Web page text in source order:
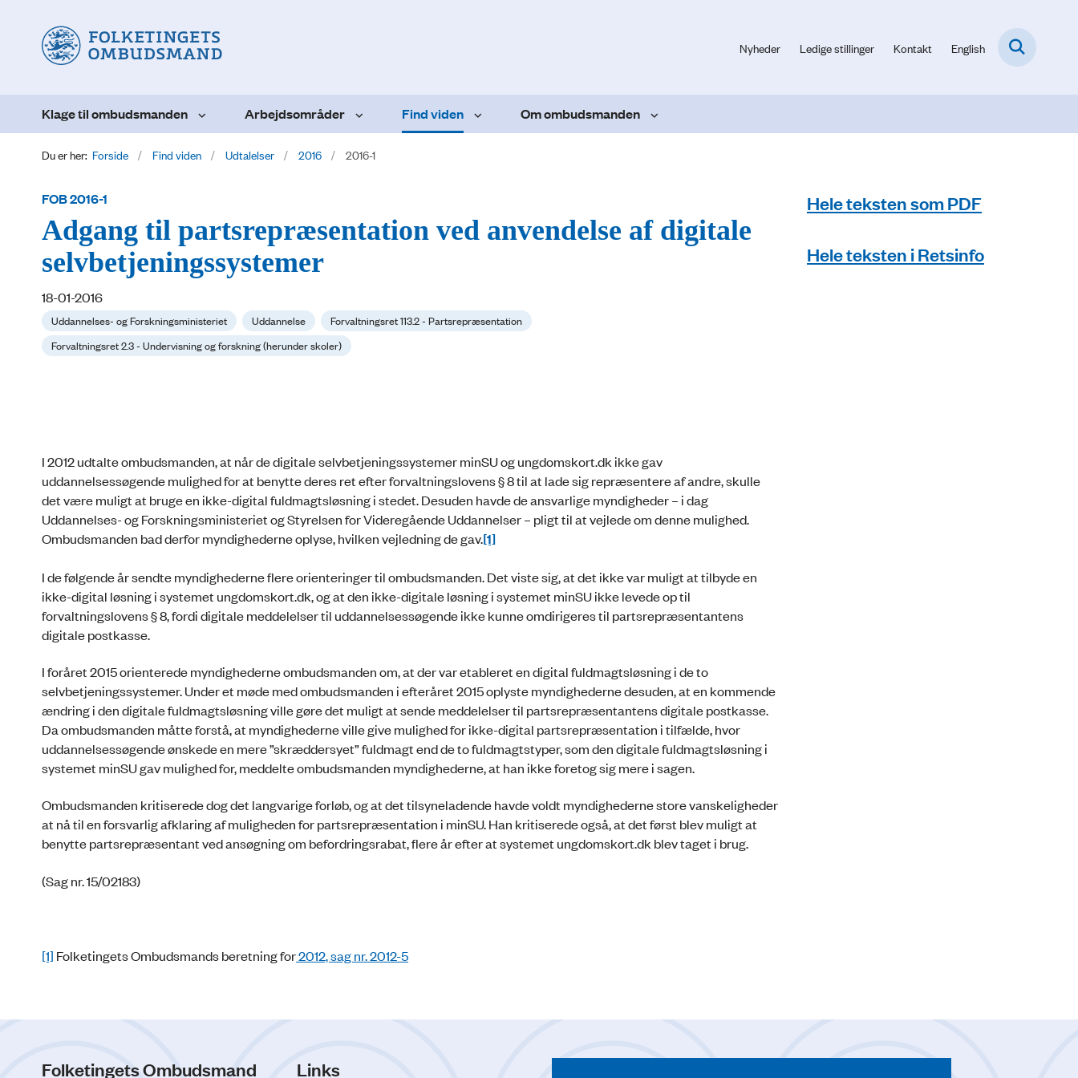
Nyheder Ledige stillinger Kontakt English
Klage til ombudsmanden Arbejdsområder Find viden Om ombudsmanden
Du er her: Forside Find viden Udtalelser 2016 2016-1
FOB 2016-1
Adgang til partsrepræsentation ved anvendelse af digitale
selvbetjeningssystemer
18-01-2016
Uddannelses- og Forskningsministeriet Uddannelse
Forvaltningsret 113.2 - Partsrepræsentation
Forvaltningsret 2.3 - Undervisning og forskning (herunder skoler)
I 2012 udtalte ombudsmanden, at når de digitale selvbetjeningssystemer minSU og ungdomskort.dk ikke gav
uddannelsessøgende mulighed for at benytte deres ret efter forvaltningslovens § 8 til at lade sig repræsentere af andre, skulle
det være muligt at bruge en ikke-digital fuldmagtsløsning i stedet. Desuden havde de ansvarlige myndigheder – i dag
Uddannelses- og Forskningsministeriet og Styrelsen for Videregående Uddannelser – pligt til at vejlede om denne mulighed.
Ombudsmanden bad derfor myndighederne oplyse, hvilken vejledning de gav.[1]
I de følgende år sendte myndighederne flere orienteringer til ombudsmanden. Det viste sig, at det ikke var muligt at tilbyde en
ikke-digital løsning i systemet ungdomskort.dk, og at den ikke-digitale løsning i systemet minSU ikke levede op til
forvaltningslovens § 8, fordi digitale meddelelser til uddannelsessøgende ikke kunne omdirigeres til partsrepræsentantens
digitale postkasse.
I foråret 2015 orienterede myndighederne ombudsmanden om, at der var etableret en digital fuldmagtsløsning i de to
selvbetjeningssystemer. Under et møde med ombudsmanden i efteråret 2015 oplyste myndighederne desuden, at en kommende
ændring i den digitale fuldmagtsløsning ville gøre det muligt at sende meddelelser til partsrepræsentantens digitale postkasse.
Da ombudsmanden måtte forstå, at myndighederne ville give mulighed for ikke-digital partsrepræsentation i tilfælde, hvor
uddannelsessøgende ønskede en mere ”skræddersyet” fuldmagt end de to fuldmagtstyper, som den digitale fuldmagtsløsning i
systemet minSU gav mulighed for, meddelte ombudsmanden myndighederne, at han ikke foretog sig mere i sagen.
Ombudsmanden kritiserede dog det langvarige forløb, og at det tilsyneladende havde voldt myndighederne store vanskeligheder
at nå til en forsvarlig afklaring af muligheden for partsrepræsentation i minSU. Han kritiserede også, at det først blev muligt at
benytte partsrepræsentant ved ansøgning om befordringsrabat, flere år efter at systemet ungdomskort.dk blev taget i brug.
(Sag nr. 15/02183)
[1] Folketingets Ombudsmands beretning for2012, sag nr. 2012-5
Hele teksten som PDF
Hele teksten i Retsinfo
Folketingets Ombudsmand
Links